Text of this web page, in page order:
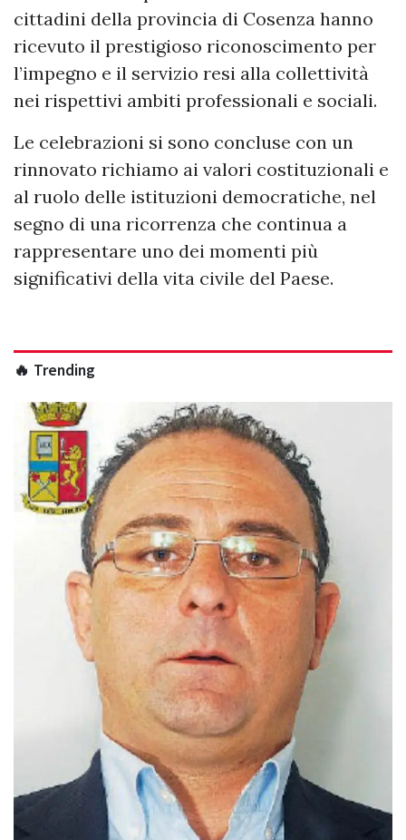
cittadini della provincia di Cosenza hanno
ricevuto il prestigioso riconoscimento per
l’impegno e il servizio resi alla collettività
nei rispettivi ambiti professionali e sociali.
Le celebrazioni si sono concluse con un
rinnovato richiamo ai valori costituzionali e
al ruolo delle istituzioni democratiche, nel
segno di una ricorrenza che continua a
rappresentare uno dei momenti più
significativi della vita civile del Paese.
🔥 Trending